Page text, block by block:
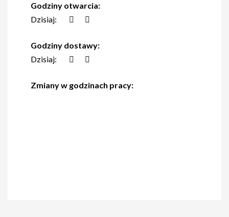
Godziny otwarcia:
Dzisiaj:
Godziny dostawy:
Dzisiaj:
Zmiany w godzinach pracy: